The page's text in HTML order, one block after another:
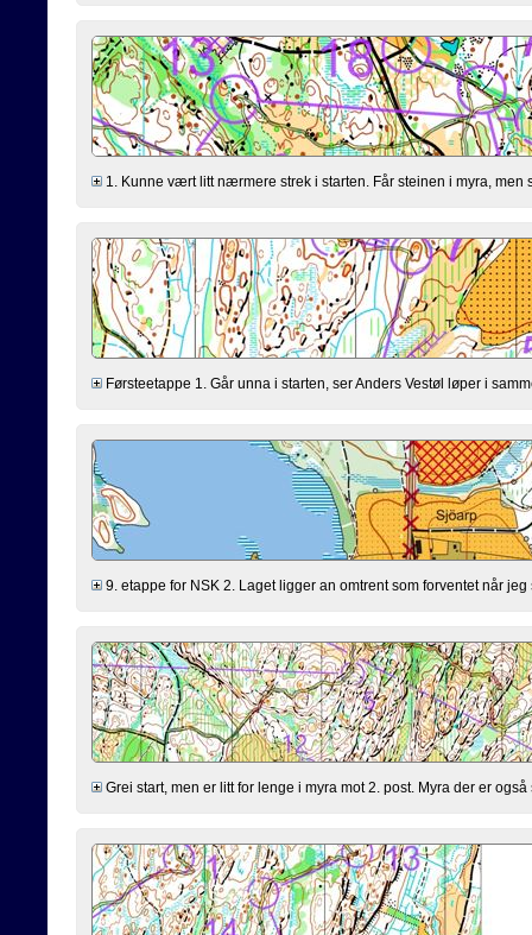
1. Kunne vært litt nærmere strek i starten. Får steinen i myra,
Førsteetappe 1. Går unna i starten, ser Anders Vestøl løper i
9. etappe for NSK 2. Laget ligger an omtrent som forventet når
Grei start, men er litt for lenge i myra mot 2. post. Myra der er